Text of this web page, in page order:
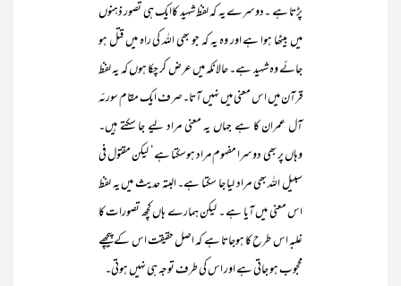
پڑتا ہے ۔دوسرے یہ کہ لفظ شہید کاایک ہی تصور ذہنوں
میں بیٹھا ہوا ہے اور وہ یہ کہ جو بھی اللہ کی راہ میں قتل ہو
جائے وہ شہید ہے۔ حالانکہ میں عرض کر چکا ہوں کہ یہ لفظ
قرآن میں اس معنی میں نہیں آتا۔صرف ایک مقام سورئہ
آل عمران کا ہے جہاں یہ معنی مراد لیے جا سکتے ہیں۔
وہاں پر بھی دوسرا مفہوم مراد ہوسکتا ہے‘ لیکن مقتول فی
سبیل اللہ بھی مراد لیا جا سکتا ہے۔ البتہ حدیث میں یہ لفظ
اس معنی میں آیا ہے ۔ لیکن ہمارے ہاں کچھ تصورات کا
غلبہ اس طرح کا ہوجاتا ہے کہ اصل حقیقت اس کے پیچھے
محجوب ہو جاتی ہے اور اس کی طرف توجہ ہی نہیں ہوتی۔